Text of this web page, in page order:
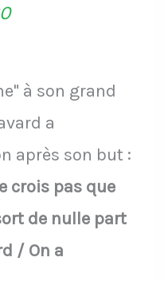
à son grand
a
après son but :
crois pas que
de nulle part
/ On a